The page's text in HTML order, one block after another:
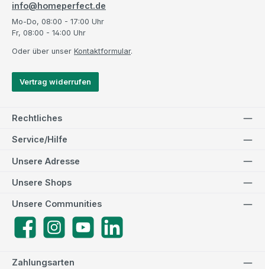
info@homeperfect.de
Mo-Do, 08:00 - 17:00 Uhr
Fr, 08:00 - 14:00 Uhr
Oder über unser Kontaktformular.
Vertrag widerrufen
Rechtliches
Service/Hilfe
Zahlungsarten
Unsere Adresse
Unsere Communities
FacebookInstagramYouTube
Unsere Shops